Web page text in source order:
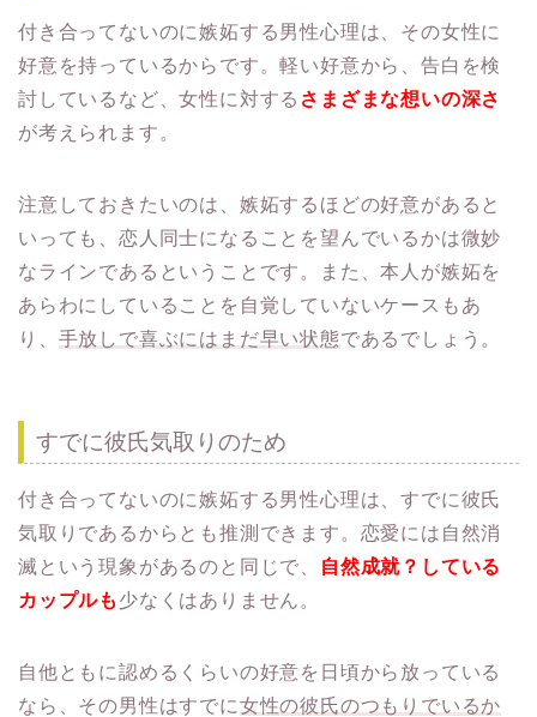
付き合ってないのに嫉妬する男性心理は、その女性に
好意を持っているからです。軽い好意から、告白を検
討しているなど、女性に対する さまざまな想いの深さ
が考えられます。
注意しておきたいのは、嫉妬するほどの好意があると
いっても、恋人同士になることを望んでいるかは微妙
なラインであるということです。また、本人が嫉妬を
あらわにしていることを自覚していないケースもあ
り、 手放しで喜ぶにはまだ早い状態であるでしょう。
すでに彼氏気取りのため
付き合ってないのに嫉妬する男性心理は、すでに彼氏
気取りであるからとも推測できます。恋愛には自然消
滅という現象があるのと同じで、
自然成就？している
カップルも 少なくはありません。
自他ともに認めるくらいの好意を日頃から放っている
なら、その男性はすでに女性の彼氏のつもりでいるか